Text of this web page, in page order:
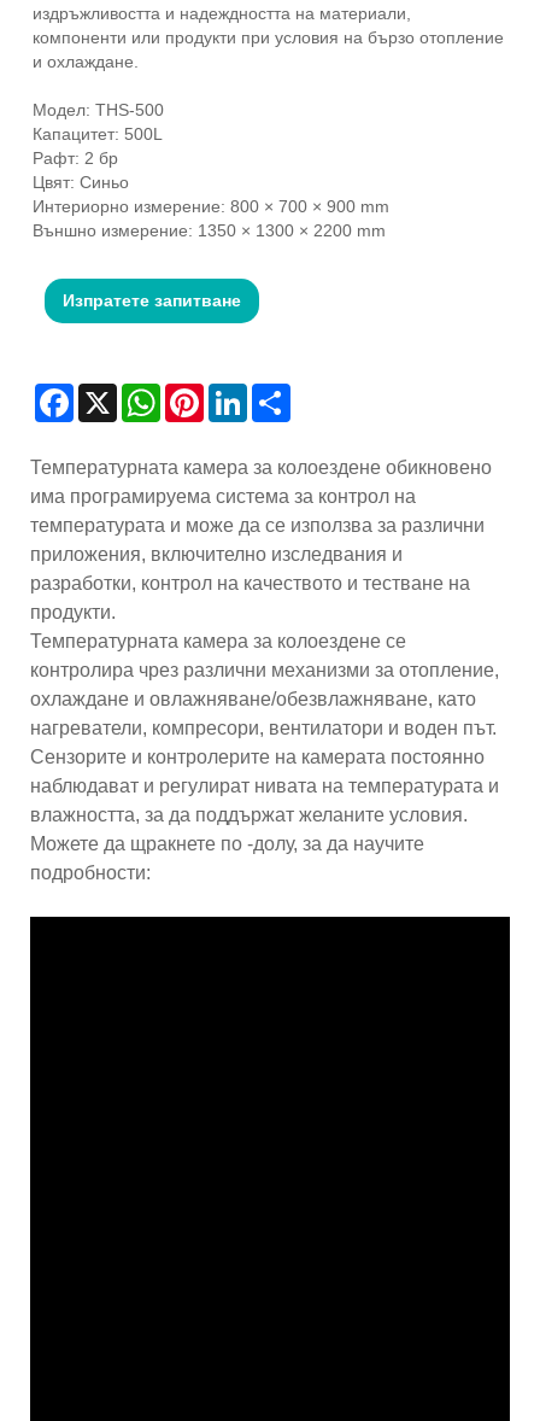
издръжливостта и надеждността на материали,
компоненти или продукти при условия на бързо отопление
и охлаждане.
Модел: THS-500
Капацитет: 500L
Рафт: 2 бр
Цвят: Синьо
Интериорно измерение: 800 × 700 × 900 mm
Външно измерение: 1350 × 1300 × 2200 mm
Изпратете запитване
Facebook
X WhatsAppPinterestLinkedIn
Температурната камера за колоездене обикновено
има програмируема система за контрол на
температурата и може да се използва за различни
приложения, включително изследвания и
разработки, контрол на качеството и тестване на
продукти.
Температурната камера за колоездене се
контролира чрез различни механизми за отопление,
охлаждане и овлажняване/обезвлажняване, като
нагреватели, компресори, вентилатори и воден път.
Сензорите и контролерите на камерата постоянно
наблюдават и регулират нивата на температурата и
влажността, за да поддържат желаните условия.
Можете да щракнете по -долу, за да научите
подробности: